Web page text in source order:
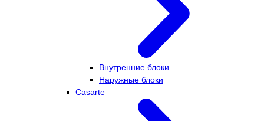
Внутренние блоки
Наружные блоки
Casarte